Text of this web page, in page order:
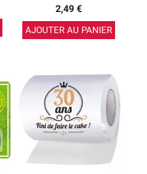
2,49 €
AJOUTER AU PANIER